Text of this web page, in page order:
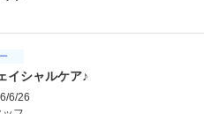
イシャルケア♪
6/26